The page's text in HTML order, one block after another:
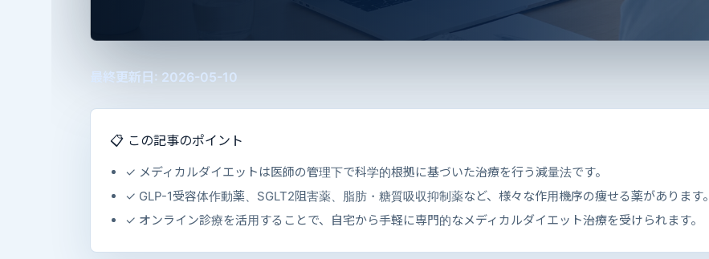
最終更新日: 2026-05-10
📋 この記事のポイント
✓ メディカルダイエットは医師の管理下で科学的根拠に基づいた治療を行う減量法です。
✓ GLP-1受容体作動薬、SGLT2阻害薬、脂肪・糖質吸収抑制薬など、様々な作用機序の痩せる薬があります。
✓ オンライン診療を活用することで、自宅から手軽に専門的なメディカルダイエット治療を受けられます。